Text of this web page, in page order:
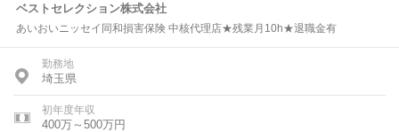
ベストセレクション株式会社
あいおいニッセイ同和損害保険 中核代理店★残業月10h★退職金有
勤務地
埼玉県
初年度年収
400万～500万円